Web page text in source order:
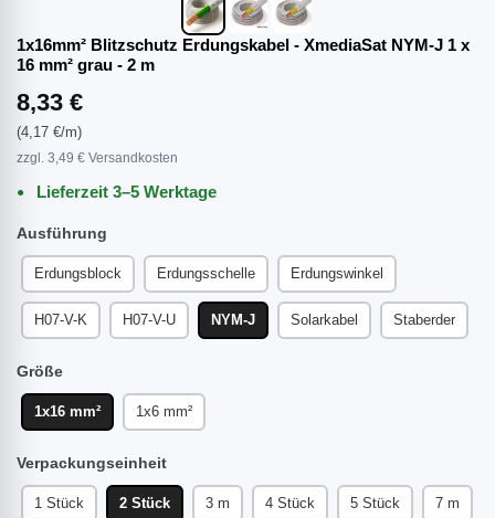
1x16mm² Blitzschutz Erdungskabel - XmediaSat NYM-J 1 x
16 mm² grau - 2 m
8,33 €
(4,17 €/m)
zzgl. 3,49 € Versandkosten
Lieferzeit 3–5 Werktage
Ausführung
Erdungsblock Erdungsschelle Erdungswinkel
H07-V-K H07-V-U NYM-J Solarkabel Staberder
Größe
1x16 mm² 1x6 mm²
Verpackungseinheit
1 Stück 2 Stück 3 m 4 Stück 5 Stück 7 m